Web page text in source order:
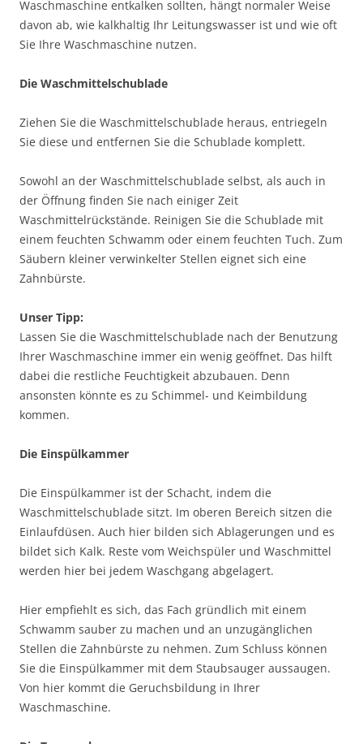
Waschmaschine entkalken sollten, hängt normaler Weise
davon ab, wie kalkhaltig Ihr Leitungswasser ist und wie oft
Sie Ihre Waschmaschine nutzen.
Die Waschmittelschublade
Ziehen Sie die Waschmittelschublade heraus, entriegeln
Sie diese und entfernen Sie die Schublade komplett.
Sowohl an der Waschmittelschublade selbst, als auch in
der Öffnung finden Sie nach einiger Zeit
Waschmittelrückstände. Reinigen Sie die Schublade mit
einem feuchten Schwamm oder einem feuchten Tuch. Zum
Säubern kleiner verwinkelter Stellen eignet sich eine
Zahnbürste.
Unser Tipp:
Lassen Sie die Waschmittelschublade nach der Benutzung
Ihrer Waschmaschine immer ein wenig geöffnet. Das hilft
dabei die restliche Feuchtigkeit abzubauen. Denn
ansonsten könnte es zu Schimmel- und Keimbildung
kommen.
Die Einspülkammer
Die Einspülkammer ist der Schacht, indem die
Waschmittelschublade sitzt. Im oberen Bereich sitzen die
Einlaufdüsen. Auch hier bilden sich Ablagerungen und es
bildet sich Kalk. Reste vom Weichspüler und Waschmittel
werden hier bei jedem Waschgang abgelagert.
Hier empfiehlt es sich, das Fach gründlich mit einem
Schwamm sauber zu machen und an unzugänglichen
Stellen die Zahnbürste zu nehmen. Zum Schluss können
Sie die Einspülkammer mit dem Staubsauger aussaugen.
Von hier kommt die Geruchsbildung in Ihrer
Waschmaschine.